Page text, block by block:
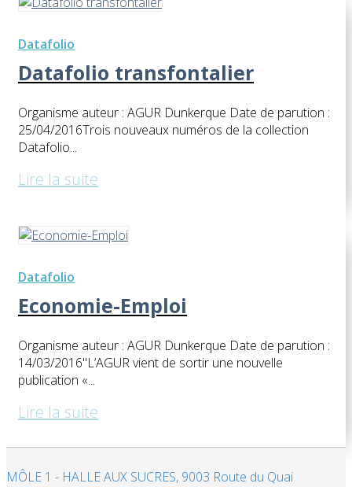
Datafolio
Datafolio transfontalier
Organisme auteur : AGUR Dunkerque Date de parution :
25/04/2016​Trois nouveaux numéros de la collection
Datafolio...
Lire la suite
Datafolio
Economie-Emploi
Organisme auteur : AGUR Dunkerque Date de parution :
14/03/2016​"L’AGUR vient de sortir une nouvelle
publication «...
Lire la suite
MÔLE 1 - HALLE AUX SUCRES, 9003 Route du Quai